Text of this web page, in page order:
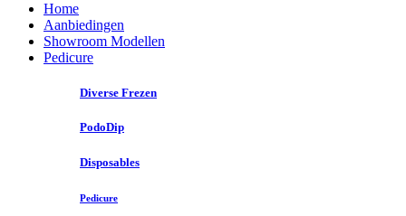
Home
Aanbiedingen
Showroom Modellen
Pedicure
Diverse Frezen
PodoDip
Disposables
Pedicure